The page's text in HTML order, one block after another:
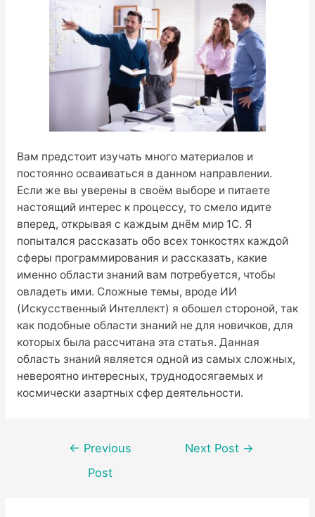
Вам предстоит изучать много материалов и
постоянно осваиваться в данном направлении.
Если же вы уверены в своём выборе и питаете
настоящий интерес к процессу, то смело идите
вперед, открывая с каждым днём мир 1С. Я
попытался рассказать обо всех тонкостях каждой
сферы программирования и рассказать, какие
именно области знаний вам потребуется, чтобы
овладеть ими. Сложные темы, вроде ИИ
(Искусственный Интеллект) я обошел стороной, так
как подобные области знаний не для новичков, для
которых была рассчитана эта статья. Данная
область знаний является одной из самых сложных,
невероятно интересных, труднодосягаемых и
космически азартных сфер деятельности.
Post
navigation
← Previous
Post
Next Post →